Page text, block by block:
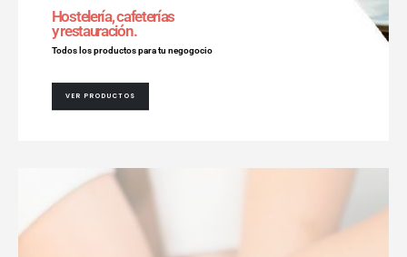
Hostelería, cafeterías
y restauración.
Todos los productos para tu negogocio
VER PRODUCTOS